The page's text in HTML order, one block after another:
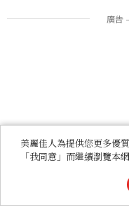
美麗佳人為提供您更多優
「我同意」而繼續瀏覽本